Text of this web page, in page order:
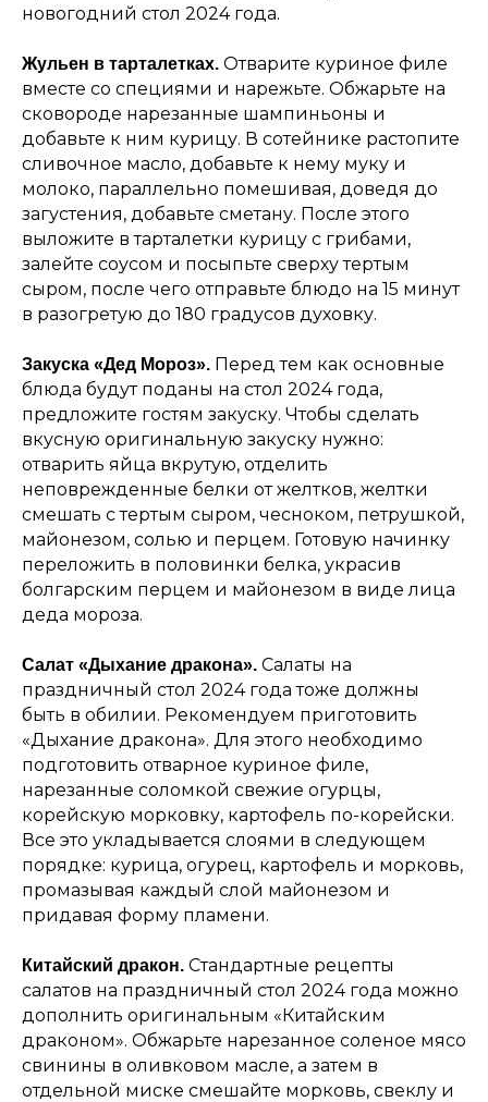
новогодний стол 2024 года.
Жульен в тарталетках. Отварите куриное филе
вместе со специями и нарежьте. Обжарьте на
сковороде нарезанные шампиньоны и
добавьте к ним курицу. В сотейнике растопите
сливочное масло, добавьте к нему муку и
молоко, параллельно помешивая, доведя до
загустения, добавьте сметану. После этого
выложите в тарталетки курицу с грибами,
залейте соусом и посыпьте сверху тертым
сыром, после чего отправьте блюдо на 15 минут
в разогретую до 180 градусов духовку.
Закуска «Дед Мороз». Перед тем как основные
блюда будут поданы на стол 2024 года,
предложите гостям закуску. Чтобы сделать
вкусную оригинальную закуску нужно:
отварить яйца вкрутую, отделить
неповрежденные белки от желтков, желтки
смешать с тертым сыром, чесноком, петрушкой,
майонезом, солью и перцем. Готовую начинку
переложить в половинки белка, украсив
болгарским перцем и майонезом в виде лица
деда мороза.
Салат «Дыхание дракона». Салаты на
праздничный стол 2024 года тоже должны
быть в обилии. Рекомендуем приготовить
«Дыхание дракона». Для этого необходимо
подготовить отварное куриное филе,
нарезанные соломкой свежие огурцы,
корейскую морковку, картофель по-корейски.
Все это укладывается слоями в следующем
порядке: курица, огурец, картофель и морковь,
промазывая каждый слой майонезом и
придавая форму пламени.
Китайский дракон. Стандартные рецепты
салатов на праздничный стол 2024 года можно
дополнить оригинальным «Китайским
драконом». Обжарьте нарезанное соленое мясо
свинины в оливковом масле, а затем в
отдельной миске смешайте морковь, свеклу и